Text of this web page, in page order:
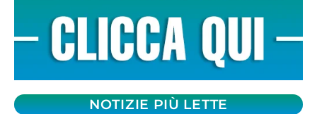
NOTIZIE PIÙ LETTE